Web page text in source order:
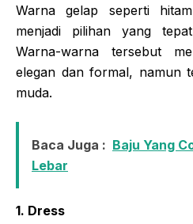
Warna gelap seperti
menjadi pilihan yang
Warna-warna tersebut
elegan dan formal, namun
muda.
Baca Juga : Baju Yang
Lebar
1. Dress